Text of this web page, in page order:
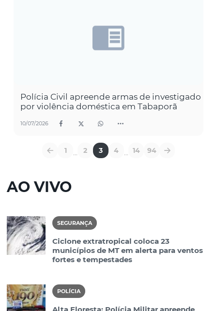
Polícia Civil apreende armas de investigado
por violência doméstica em Tabaporã
10/07/2026
1 ... 2 3 4 ... 14 94
AO VIVO
SEGURANÇA
Ciclone extratropical coloca 23
municípios de MT em alerta para ventos
fortes e tempestades
POLÍCIA